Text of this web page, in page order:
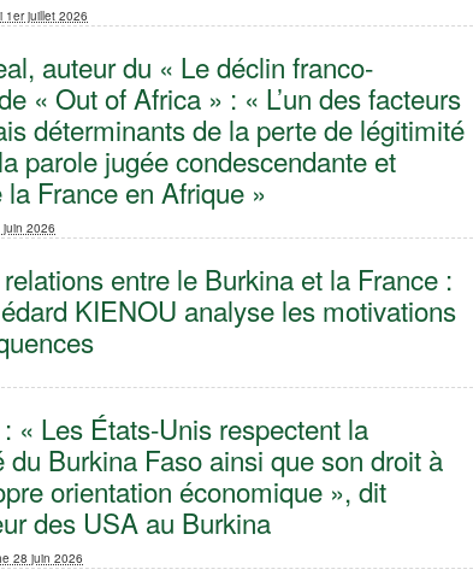
1er juillet 2026
auteur du « Le déclin franco-
« Out of Africa » : « L’un des facteurs
déterminants de la perte de légitimité
parole jugée condescendante et
France en Afrique »
2026
entre le Burkina et la France :
KIENOU analyse les motivations
« Les États-Unis respectent la
du Burkina Faso ainsi que son droit à
orientation économique », dit
des USA au Burkina
28 juin 2026